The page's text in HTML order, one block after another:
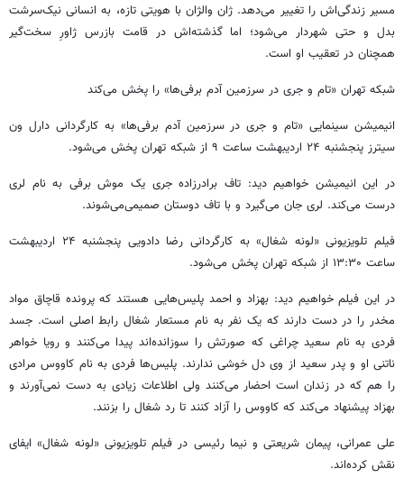
مسیر زندگی‌اش را تغییر می‌دهد. ژان والژان با هویتی تازه، به انسانی نیک‌سرشت
بدل و حتی شهردار می‌شود؛ اما گذشته‌اش در قامت بازرس ژاورِ سخت‌گیر
همچنان در تعقیب او است.
شبکه تهران «تام و جری در سرزمین آدم برفی‌ها» را پخش می‌کند
انیمیشن سینمایی «تام و جری در سرزمین آدم برفی‌ها» به کارگردانی دارل ون
سیترز پنجشنبه ۲۴ اردیبهشت ساعت ۹ از شبکه تهران پخش می‌شود.
در این انیمیشن خواهیم دید: تاف برادرزاده جری یک موش برفی به نام لری
درست می‌کند. لری جان می‌گیرد و با تاف دوستان صمیمی‌می‌شوند.
فیلم تلویزیونی «لونه شغال» به کارگردانی رضا دادویی پنجشنبه ۲۴ اردیبهشت
ساعت ۱۳:۳۰ از شبکه تهران پخش می‌شود.
در این فیلم خواهیم دید: بهزاد و احمد پلیس‌هایی هستند که پرونده قاچاق مواد
مخدر را در دست دارند که یک نفر به نام مستعار شغال رابط اصلی است. جسد
فردی به نام سعید چراغی که صورتش را سوزانده‌اند پیدا می‌کنند و رویا خواهر
ناتنی او و پدر سعید از وی دل خوشی ندارند. پلیس‌ها فردی به نام کاووس مرادی
را هم که در زندان است احضار می‌کنند ولی اطلاعات زیادی به دست نمی‌آورند و
بهزاد پیشنهاد می‌کند که کاووس را آزاد کنند تا رد شغال را بزنند.
علی عمرانی، پیمان شریعتی و نیما رئیسی در فیلم تلویزیونی «لونه شغال» ایفای
نقش کرده‌اند.